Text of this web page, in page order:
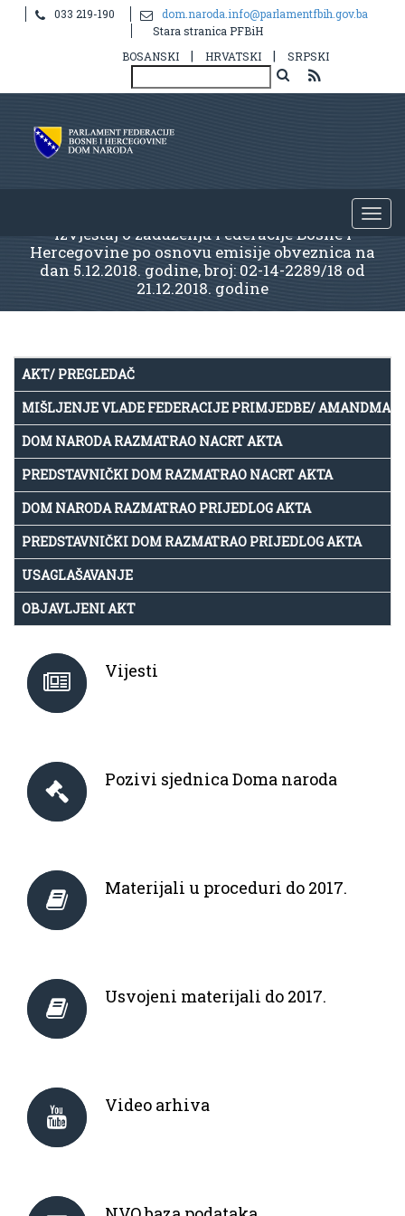
033 219-190
dom.naroda.info@parlamentfbih.gov.ba
Stara stranica PFBiH
BOSANSKI
| HRVATSKI | SRPSKI
Izvještaj o zaduženju Federacije Bosne i
Hercegovine po osnovu emisije obveznica na
dan 5.12.2018. godine, broj: 02-14-2289/18 od
21.12.2018. godine
AKT/ PREGLEDAČ
MIŠLJENJE VLADE FEDERACIJE PRIMJEDBE/
DOM NARODA RAZMATRAO NACRT AKTA
PREDSTAVNIČKI DOM RAZMATRAO NACRT AKTA
DOM NARODA RAZMATRAO PRIJEDLOG AKTA
PREDSTAVNIČKI DOM RAZMATRAO PRIJEDLOG AKTA
USAGLAŠAVANJE
OBJAVLJENI AKT
Vijesti
Pozivi sjednica Doma naroda
Materijali u proceduri do 2017.
Usvojeni materijali do 2017.
Video arhiva